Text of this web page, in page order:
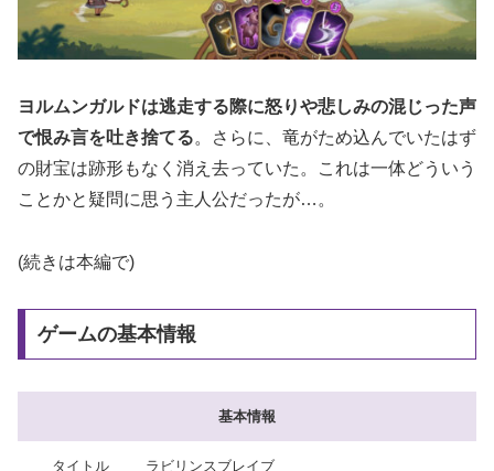
ヨルムンガルドは逃走する際に怒りや悲しみの混じった声
で恨み言を吐き捨てる。さらに、竜がため込んでいたはず
の財宝は跡形もなく消え去っていた。これは一体どういう
ことかと疑問に思う主人公だったが…。
(続きは本編で)
ゲームの基本情報
基本情報
タイトル ラビリンスブレイブ